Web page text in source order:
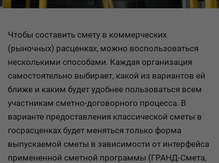
Чтобы составить смету в коммерческих
(рыночных) расценках, можно воспользоваться
несколькими способами. Каждая организация
самостоятельно выбирает, какой из вариантов ей
ближе и каким будет удобнее пользоваться всем
участникам сметно-договорного процесса. В
варианте предоставления классической сметы в
госрасценках будет меняться только форма
выпускаемой сметы в зависимости от интерфейса
примененной сметной программы (ГРАНД-Смета,